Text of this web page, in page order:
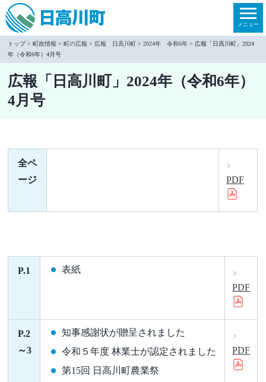
本
文
移
メニュー
トップ>町政情報 >町の広報 > 広報 日高川町 >2024年 令和6年 > 広報「日高川町」2024
年（令和6年）4月号
広報「日高川町」2024年（令和6年）
4月号
全ペ
ージ
PDF
P.1
表紙
PDF
P.2
～3
知事感謝状が贈呈されました
令和５年度 林業士が認定されました
第15回 日高川町農業祭
PDF